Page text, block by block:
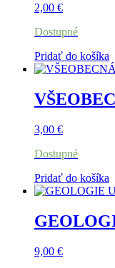
2,00 €
Dostupné
Pridať do košíka
3,00 €
Dostupné
Pridať do košíka
9,00 €